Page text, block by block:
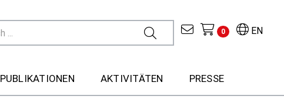
EN
0
PUBLIKATIONEN AKTIVITÄTEN PRESSE